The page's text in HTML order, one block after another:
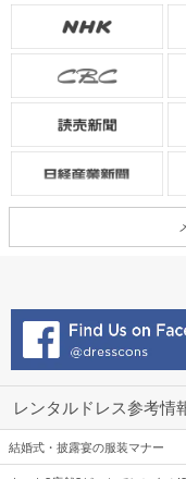
レンタルドレス参考情
結婚式・披露宴の服装マナー